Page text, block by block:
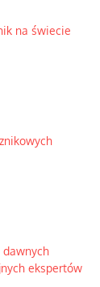
na świecie
dawnych
ekspertów